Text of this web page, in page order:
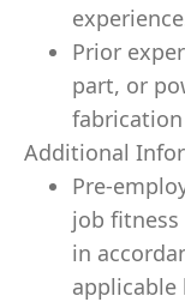
Prior
part, or
Additional
Pre-
job fitness
in
applicable